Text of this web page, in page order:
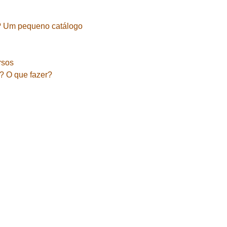
Um pequeno catálogo
O que fazer?